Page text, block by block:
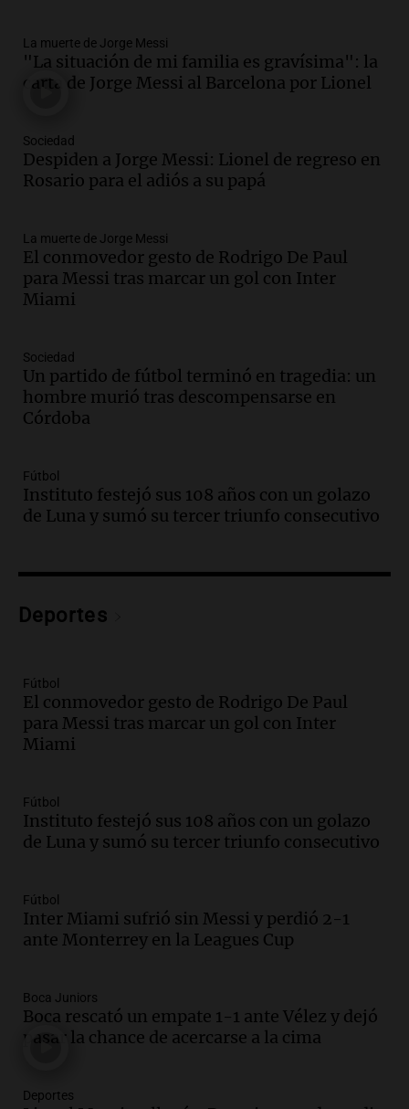
Audio.Tragedia en Mendoza: un muerto
y cinco heridos tras caer dos autos desde
un puente
Audio.Messi llegará esta noche a
Rosario para acompañar a su familia
Episodios
Audio.Ley de Propiedad Privada: el revés
en el Congreso expuso una debilidad
comunicacional del Gobierno
Episodios
Audio.Casabindo se prepara para una
celebración única: 30.000 turistas y el
tradicional Toreo de la Vincha
Audio.Borges, abogada de Pourrain:
"Tres hombres se lo llevaron para
hacerle preguntas y nunca regresó"
Episodios
metros del río Suquía y retiraron hasta
Episodios
Audio.La historia de la servilleta que
firmó Jorge Messi para el primer
contrato de Leo con Barcelona
Audio.Joan Gaspart: "Sin Jorge, no sé si
Messi hubiera llegado adonde llegó"
Audio.El orgullo y el sueño argentino de
Jorge Messi en una entrevista con Rony
Episodios
Audio.El abuelo de Agostina Vega, tras
Una mañana para todos
La muerte de Jorge Messi
"La situación de mi familia es gravísima": la
carta de Jorge Messi al Barcelona por Lionel
Sociedad
Despiden a Jorge Messi: Lionel de regreso en
Rosario para el adiós a su papá
La muerte de Jorge Messi
El conmovedor gesto de Rodrigo De Paul
para Messi tras marcar un gol con Inter
Miami
Sociedad
Un partido de fútbol terminó en tragedia: un
hombre murió tras descompensarse en
Córdoba
Fútbol
Instituto festejó sus 108 años con un golazo
de Luna y sumó su tercer triunfo consecutivo
Deportes
Fútbol
El conmovedor gesto de Rodrigo De Paul
para Messi tras marcar un gol con Inter
Miami
Fútbol
Instituto festejó sus 108 años con un golazo
de Luna y sumó su tercer triunfo consecutivo
Fútbol
Inter Miami sufrió sin Messi y perdió 2-1
ante Monterrey en la Leagues Cup
Boca Juniors
Boca rescató un empate 1-1 ante Vélez y dejó
pasar la chance de acercarse a la cima
Deportes